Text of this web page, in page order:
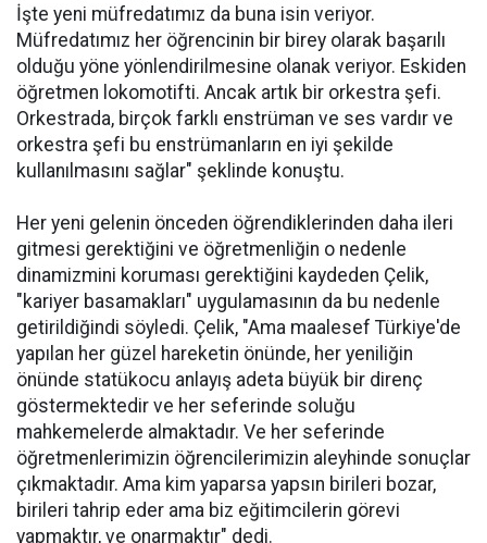
İşte yeni müfredatımız da buna isin veriyor.
Müfredatımız her öğrencinin bir birey olarak başarılı
olduğu yöne yönlendirilmesine olanak veriyor. Eskiden
öğretmen lokomotifti. Ancak artık bir orkestra şefi.
Orkestrada, birçok farklı enstrüman ve ses vardır ve
orkestra şefi bu enstrümanların en iyi şekilde
kullanılmasını sağlar" şeklinde konuştu.
Her yeni gelenin önceden öğrendiklerinden daha ileri
gitmesi gerektiğini ve öğretmenliğin o nedenle
dinamizmini koruması gerektiğini kaydeden Çelik,
"kariyer basamakları" uygulamasının da bu nedenle
getirildiğindi söyledi. Çelik, "Ama maalesef Türkiye'de
yapılan her güzel hareketin önünde, her yeniliğin
önünde statükocu anlayış adeta büyük bir direnç
göstermektedir ve her seferinde soluğu
mahkemelerde almaktadır. Ve her seferinde
öğretmenlerimizin öğrencilerimizin aleyhinde sonuçlar
çıkmaktadır. Ama kim yaparsa yapsın birileri bozar,
birileri tahrip eder ama biz eğitimcilerin görevi
yapmaktır, ve onarmaktır" dedi.